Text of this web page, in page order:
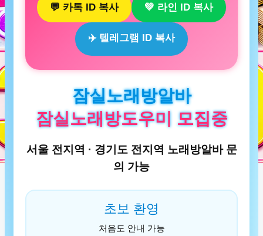
💬 카톡 ID 복사 💚 라인 ID 복사
✈️ 텔레그램 ID 복사
잠실노래방알바
잠실노래방도우미 모집중
서울 전지역 · 경기도 전지역 노래방알바 문
의 가능
초보 환영
처음도 안내 가능